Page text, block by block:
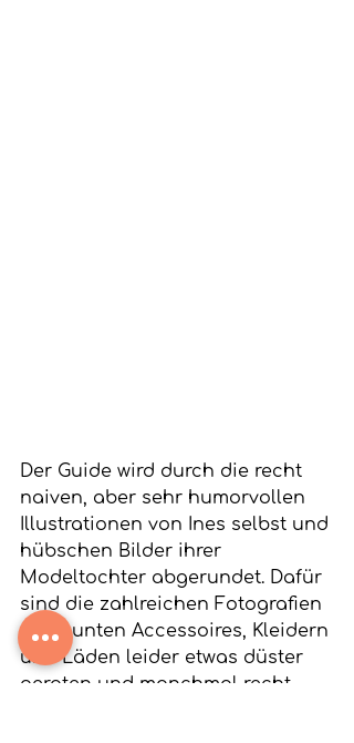
Der Guide wird durch die recht
naiven, aber sehr humorvollen
Illustrationen von Ines selbst und
hübschen Bilder ihrer
Modeltochter abgerundet. Dafür
sind die zahlreichen Fotografien
von bunten Accessoires, Kleidern
und Läden leider etwas düster
geraten und manchmal recht